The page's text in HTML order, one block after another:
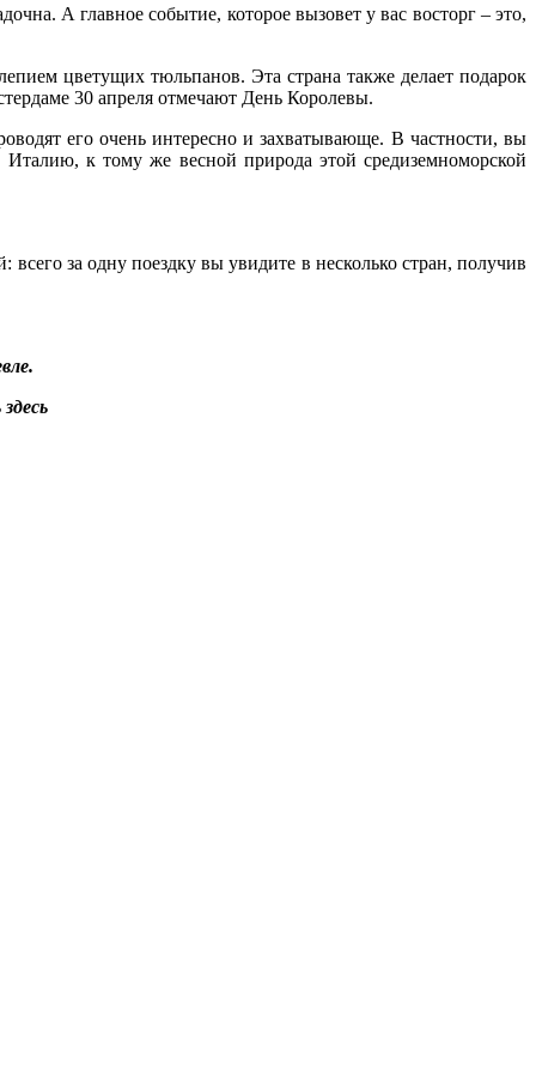
А главное событие, которое вызовет у вас восторг – это,
цветущих тюльпанов. Эта страна также делает подарок
30 апреля отмечают День Королевы.
его очень интересно и захватывающе. В частности, вы
Италию, к тому же весной природа этой средиземноморской
за одну поездку вы увидите в несколько стран, получив